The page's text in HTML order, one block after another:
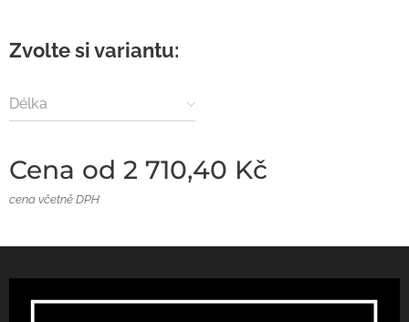
Zvolte si variantu:
Délka
Cena od 2 710,40 Kč
cena včetně DPH